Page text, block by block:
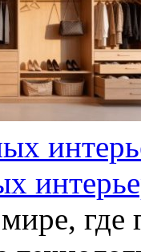
где